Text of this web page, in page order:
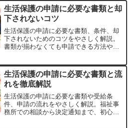
れや必要書類、注意点をわかりやすく解
説します。障害年金とは何か障害年金
は、病気やケガにより一定の障害状態に
ある方が受け取...
生活保護の申請に必要な書類と却
下されないコツ
生活保護の申請に必要な書類、条件、却
下されないためのコツをやさしく解説。
書類が揃わなくても申請できる方法や、
生活保護の申請に必要な書類と流
れを徹底解説
生活保護の申請に必要な書類や受給条
件、申請の流れをやさしく解説。福祉事
務所での相談から決定通知まで、初心者